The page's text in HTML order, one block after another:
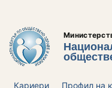
Кариери Профил на